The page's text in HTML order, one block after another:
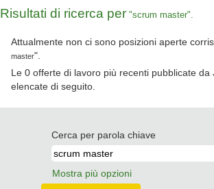
Risultati di ricerca per "scrum master".
Attualmente non ci sono posizioni aperte
master".
Le 0 offerte di lavoro più recenti pubblicate da
elencate di seguito.
Cerca per parola chiave
Mostra più opzioni